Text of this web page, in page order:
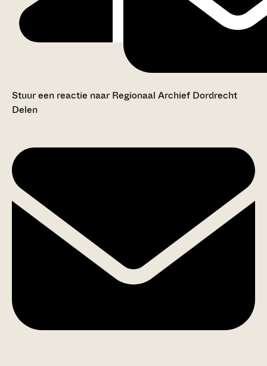
Stuur een reactie naar Regionaal Archief Dordrecht
Delen